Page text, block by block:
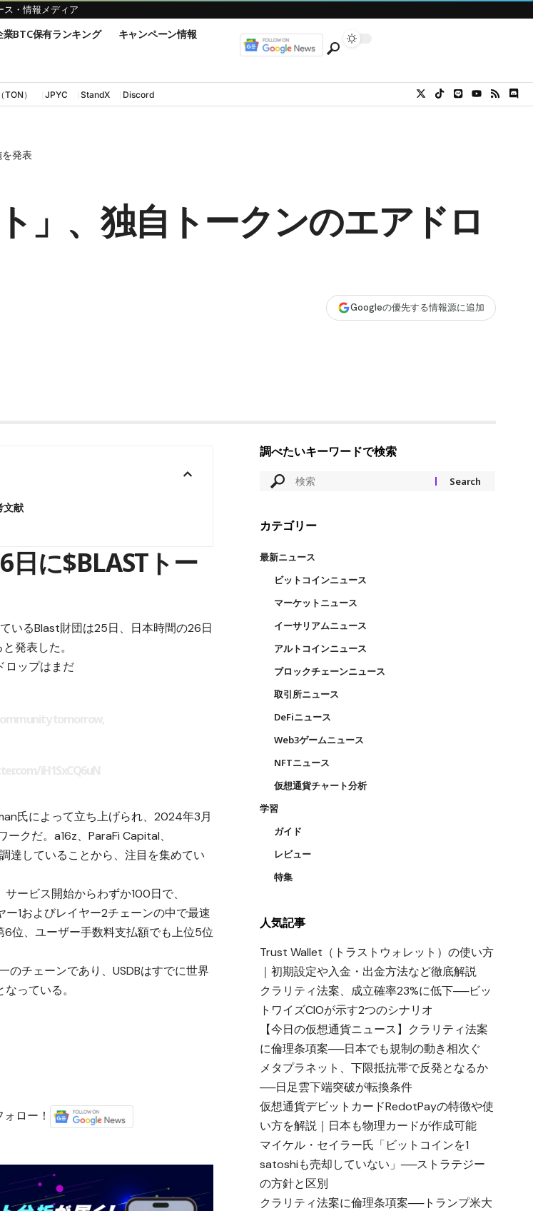
・情報メディア
業BTC保有ランキング キャンペーン情報
TON） JPYC StandX Discord
発表
」、独自トークンのエアドロ
Googleの優先する情報源に追加
文献
に$BLASTトー
いるBlast財団は25日、日本時間の26日
発表した。
ロップはまだ
氏によって立ち上げられ、2024年3月
クだ。a16z、ParaFi Capital、
達していることから、注目を集めてい
ービス開始からわずか100日で、
1およびレイヤー2チェーンの中で最速
位、ユーザー手数料支払額でも上位5位
のチェーンであり、USDBはすでに世界
っている。
ロー！
調べたいキーワードで検索
カテゴリー
最新ニュース
ビットコインニュース
マーケットニュース
イーサリアムニュース
アルトコインニュース
ブロックチェーンニュース
取引所ニュース
DeFiニュース
Web3ゲームニュース
NFTニュース
仮想通貨チャート分析
学習
ガイド
レビュー
特集
人気記事
Trust Wallet（トラストウォレット）の使い方
｜初期設定や入金・出金方法など徹底解説
クラリティ法案、成立確率23%に低下──ビッ
トワイズCIOが示す2つのシナリオ
【今日の仮想通貨ニュース】クラリティ法案
に倫理条項案──日本でも規制の動き相次ぐ
メタプラネット、下限抵抗帯で反発となるか
──日足雲下端突破が転換条件
仮想通貨デビットカードRedotPayの特徴や使
い方を解説｜日本も物理カードが作成可能
マイケル・セイラー氏「ビットコインを1
satoshiも売却していない」──ストラテジー
の方針と区別
クラリティ法案に倫理条項案──トランプ米大